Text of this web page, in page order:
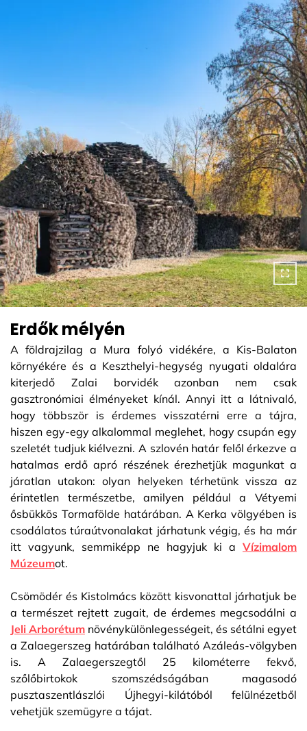
Erdők mélyén
A földrajzilag a Mura folyó vidékére, a Kis-Balaton
környékére és a Keszthelyi-hegység nyugati oldalára
kiterjedő Zalai borvidék azonban nem csak
gasztronómiai élményeket kínál. Annyi itt a látnivaló,
hogy többször is érdemes visszatérni erre a tájra,
hiszen egy-egy alkalommal meglehet, hogy csupán egy
szeletét tudjuk kiélvezni. A szlovén határ felől érkezve a
hatalmas erdő apró részének érezhetjük magunkat a
járatlan utakon: olyan helyeken térhetünk vissza az
érintetlen természetbe, amilyen például a Vétyemi
ősbükkös Tormafölde határában. A Kerka völgyében is
csodálatos túraútvonalakat járhatunk végig, és ha már
itt vagyunk, semmiképp ne hagyjuk ki a Vízimalom
Múzeumot.
Csömödér és Kistolmács között kisvonattal járhatjuk be
a természet rejtett zugait, de érdemes megcsodálni a
Jeli Arborétum növénykülönlegességeit, és sétálni egyet
a Zalaegerszeg határában található Azáleás-völgyben
is. A Zalaegerszegtől 25 kilométerre fekvő,
szőlőbirtokok szomszédságában magasodó
pusztaszentlászlói Újhegyi-kilátóból felülnézetből
vehetjük szemügyre a tájat.